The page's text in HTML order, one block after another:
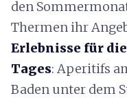
den
Thermen ihr
Erlebnisse für
Tages: Aperitifs
Baden unter dem